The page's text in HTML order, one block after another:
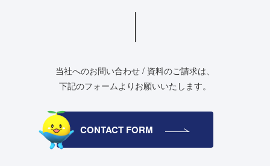
当社へのお問い合わせ / 資料のご請求は、
下記のフォームよりお願いいたします。
CONTACT FORM